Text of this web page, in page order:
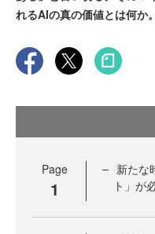
れるAIの真の価値とは何か
Page
1
新たな
ト」が